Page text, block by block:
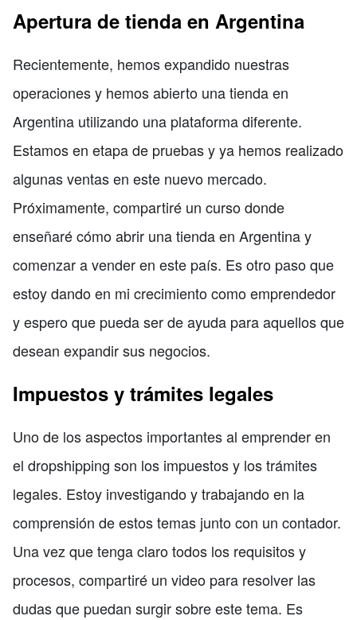
Apertura de tienda en Argentina
Recientemente, hemos expandido nuestras
operaciones y hemos abierto una tienda en
Argentina utilizando una plataforma diferente.
Estamos en etapa de pruebas y ya hemos realizado
algunas ventas en este nuevo mercado.
Próximamente, compartiré un curso donde
enseñaré cómo abrir una tienda en Argentina y
comenzar a vender en este país. Es otro paso que
estoy dando en mi crecimiento como emprendedor
y espero que pueda ser de ayuda para aquellos que
desean expandir sus negocios.
Impuestos y trámites legales
Uno de los aspectos importantes al emprender en
el dropshipping son los impuestos y los trámites
legales. Estoy investigando y trabajando en la
comprensión de estos temas junto con un contador.
Una vez que tenga claro todos los requisitos y
procesos, compartiré un video para resolver las
dudas que puedan surgir sobre este tema. Es